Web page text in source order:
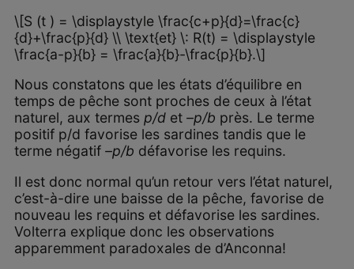
\[S (t ) = \displaystyle \frac{c+p}{d}=\frac{c}
{d}+\frac{p}{d} \\ \text{et} \: R(t) = \displaystyle
\frac{a-p}{b} = \frac{a}{b}-\frac{p}{b}.\]
Nous constatons que les états d’équilibre en
temps de pêche sont proches de ceux à l’état
naturel, aux termes p/det –p/b près. Le terme
positif p/d favorise les sardines tandis que le
terme négatif –p/b défavorise les requins.
Il est donc normal qu’un retour vers l’état naturel,
c’est-à-dire une baisse de la pêche, favorise de
nouveau les requins et défavorise les sardines.
Volterra explique donc les observations
apparemment paradoxales de d’Anconna!